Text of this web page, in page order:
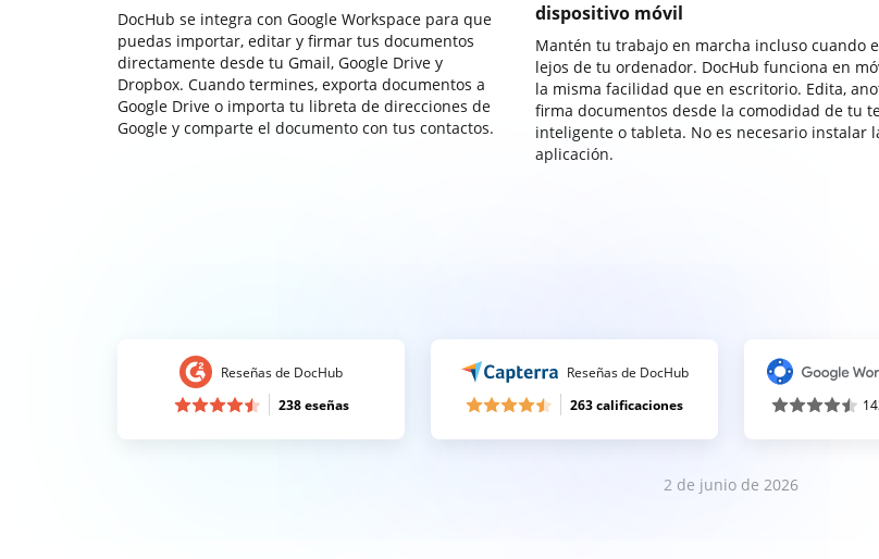
DocHub se integra con Google Workspace para que
puedas importar, editar y firmar tus documentos
directamente desde tu Gmail, Google Drive y
Dropbox. Cuando termines, exporta documentos a
Google Drive o importa tu libreta de direcciones de
Google y comparte el documento con tus contactos.
dispositivo móvil
Mantén tu trabajo en marcha incluso cuando
lejos de tu ordenador. DocHub funciona en
la misma facilidad que en escritorio. Edita,
firma documentos desde la comodidad de tu
inteligente o tableta. No es necesario instalar
aplicación.
Reseñas de DocHub
238 eseñas
Reseñas de DocHub
263 calificaciones
2 de junio de 2026